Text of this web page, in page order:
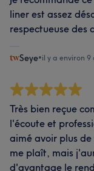
liner est assez
respectueuse des
Seye•il y a environ 9
Très bien reçue
l'écoute et
aimé avoir plus
me plaît, mais
d'avantage le